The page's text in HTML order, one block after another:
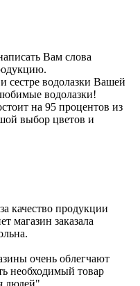
Вам слова
сестре водолазки Вашей
водолазки!
на 95 процентов из
выбор цветов и
качество продукции
магазин заказала
очень облегчают
необходимый товар